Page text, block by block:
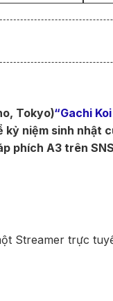
Tokyo)“Gachi
kỷ niệm sinh nhật
phích A3 trên
Streamer trực